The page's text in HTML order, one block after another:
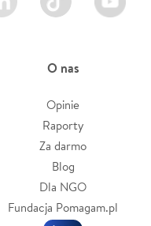
O nas
Opinie
Raporty
Za darmo
Blog
Dla NGO
Fundacja Pomagam.pl